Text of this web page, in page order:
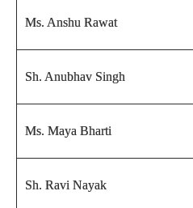
Ms. Anshu Rawat
Sh. Anubhav Singh
Ms. Maya Bharti
Sh. Ravi Nayak